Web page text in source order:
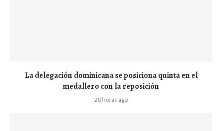
La delegación dominicana se posiciona quinta en el
medallero con la reposición
20 horas ago